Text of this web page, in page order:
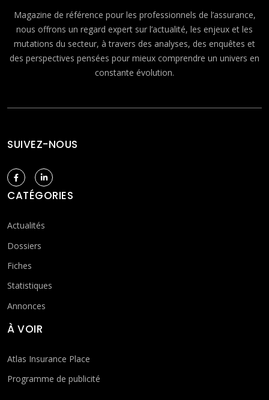
Magazine de référence pour les professionnels de l’assurance,
nous offrons un regard expert sur l’actualité, les enjeux et les
mutations du secteur, à travers des analyses, des enquêtes et
des perspectives pensées pour mieux comprendre un univers en
constante évolution.
SUIVEZ-NOUS
CATÉGORIES
Actualités
Dossiers
Fiches
Statistiques
Annonces
À VOIR
Atlas Insurance Place
Programme de publicité